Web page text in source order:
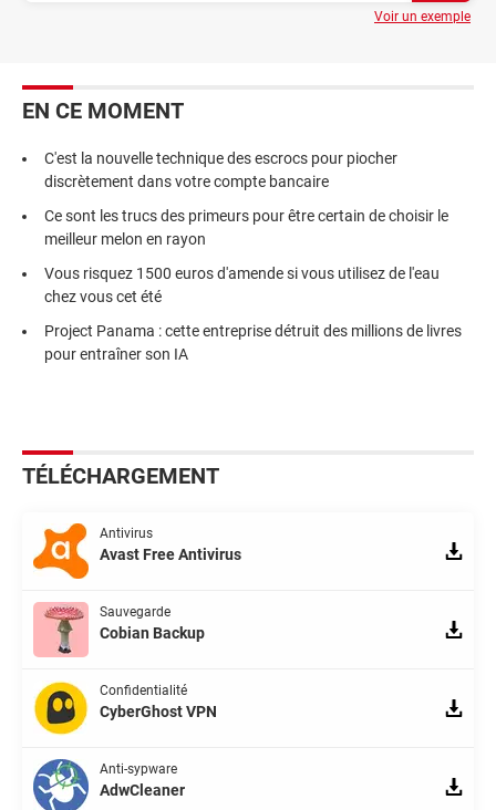
Voir un exemple
EN CE MOMENT
C'est la nouvelle technique des escrocs pour piocher
discrètement dans votre compte bancaire
Ce sont les trucs des primeurs pour être certain de choisir le
meilleur melon en rayon
Vous risquez 1500 euros d'amende si vous utilisez de l'eau
chez vous cet été
Project Panama : cette entreprise détruit des millions de livres
pour entraîner son IA
TÉLÉCHARGEMENT
Antivirus
Avast Free Antivirus
Sauvegarde
Cobian Backup
Confidentialité
CyberGhost VPN
Anti-sypware
AdwCleaner